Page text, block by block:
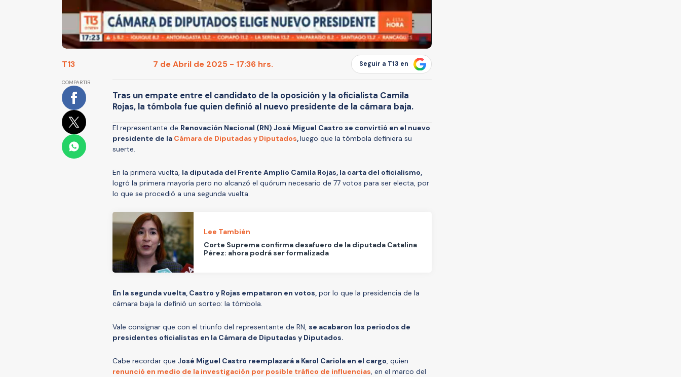
T13 7 de Abril de 2025 - 17:36 hrs. Seguir a T13 en
COMPARTIR
Tras un empate entre el candidato de la oposición y la oficialista Camila
Rojas, la tómbola fue quien definió al nuevo presidente de la cámara baja.
El representante de Renovación Nacional (RN) José Miguel Castro se convirtió en el nuevo
presidente de la Cámara de Diputadas y Diputados,luego que la tómbola definiera su
suerte.
En la primera vuelta, la diputada del Frente Amplio Camila Rojas, la carta del oficialismo,
logró la primera mayoría pero no alcanzó el quórum necesario de 77 votos para ser electa, por
lo que se procedió a una segunda vuelta.
Lee También
Corte Suprema confirma desafuero de la diputada Catalina
Pérez: ahora podrá ser formalizada
En la segunda vuelta, Castro y Rojas empataron en votos, por lo que la presidencia de la
cámara baja la definió un sorteo: la tómbola.
Vale consignar que con el triunfo del representante de RN, se acabaron los periodos de
presidentes oficialistas en la Cámara de Diputadas y Diputados.
Cabe recordar que José Miguel Castro reemplazará a Karol Cariola en el cargo, quien
renunció en medio de la investigación por posible tráfico de influencias, en el marco del